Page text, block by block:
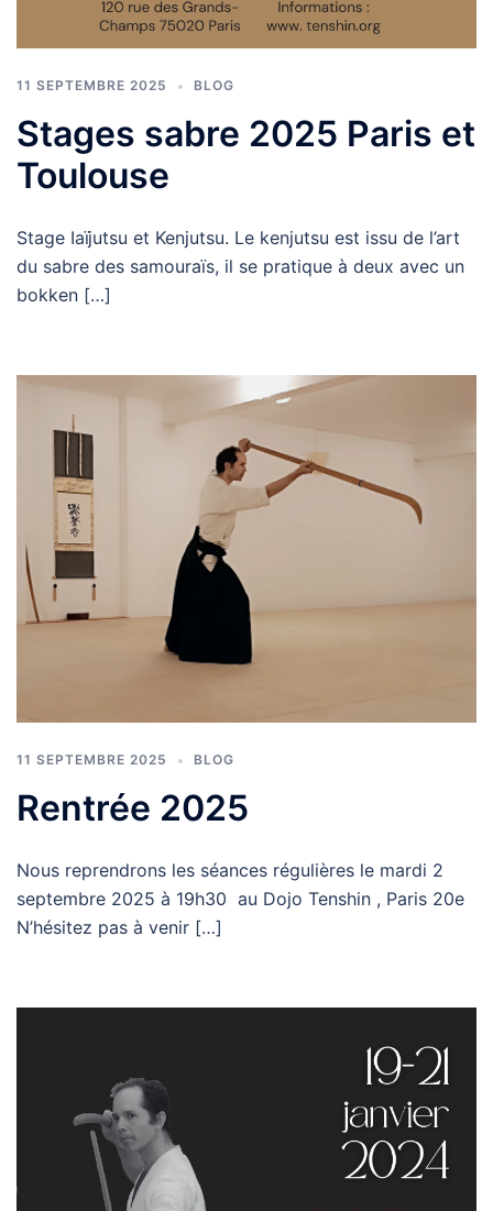
11 SEPTEMBRE 2025 BLOG
Stages sabre 2025 Paris et
Toulouse
Stage Iaïjutsu et Kenjutsu. Le kenjutsu est issu de l’art
du sabre des samouraïs, il se pratique à deux avec un
bokken […]
11 SEPTEMBRE 2025 BLOG
Rentrée 2025
Nous reprendrons les séances régulières le mardi 2
septembre 2025 à 19h30 au Dojo Tenshin , Paris 20e
N’hésitez pas à venir […]